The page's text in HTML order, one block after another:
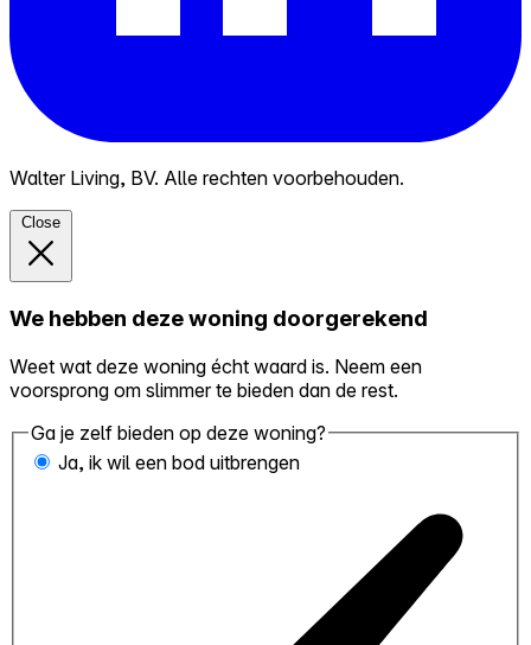
Walter Living, BV. Alle rechten voorbehouden.
Close
We hebben deze woning doorgerekend
Weet wat deze woning écht waard is. Neem een
voorsprong om slimmer te bieden dan de rest.
Ga je zelf bieden op deze woning?
Ja, ik wil een bod uitbrengen